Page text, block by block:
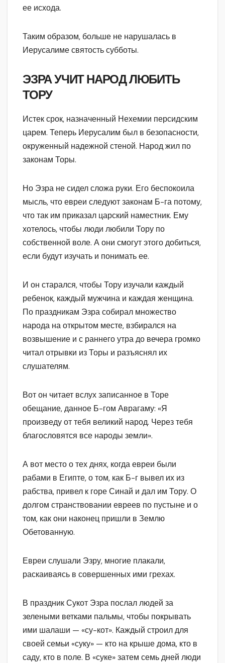
ее исхода.
Таким образом, больше не нарушалась в
Иерусалиме святость субботы.
ЭЗРА УЧИТ НАРОД ЛЮБИТЬ
ТОРУ
Истек срок, назначенный Нехемии персидским
царем. Теперь Иерусалим был в безопасности,
окруженный надежной стеной. Народ жил по
законам Торы.
Но Эзра не сидел сложа руки. Его беспокоила
мысль, что евреи следуют законам Б-га потому,
что так им приказал царский наместник. Ему
хотелось, чтобы люди любили Тору по
собственной воле. А они смогут этого добиться,
если будут изучать и понимать ее.
И он старался, чтобы Тору изучали каждый
ребенок, каждый мужчина и каждая женщина.
По праздникам Эзра собирал множество
народа на открытом месте, взбирался на
возвышение и с раннего утра до вечера громко
читал отрывки из Торы и разъяснял их
слушателям.
Вот он читает вслух записанное в Торе
обещание, данное Б-гом Аврагаму: «Я
произведу от тебя великий народ. Через тебя
благословятся все народы земли».
А вот место о тех днях, когда евреи были
рабами в Египте, о том, как Б-г вывел их из
рабства, привел к горе Синай и дал им Тору. О
долгом странствовании евреев по пустыне и о
том, как они наконец пришли в Землю
Обетованную.
Евреи слушали Эзру, многие плакали,
раскаиваясь в совершенных ими грехах.
В праздник Сукот Эзра послал людей за
зелеными ветками пальмы, чтобы покрывать
ими шалаши — «су-кот». Каждый строил для
своей семьи «суку» — кто на крыше дома, кто в
саду, кто в поле. В «суке» затем семь дней люди